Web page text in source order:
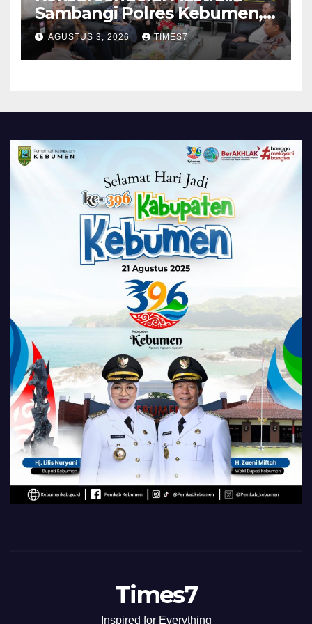
Sambangi Polres Kebumen,
Pererat Silaturahmi
AGUSTUS 3, 2026 TIMES7
Times7
Inspired for Everything